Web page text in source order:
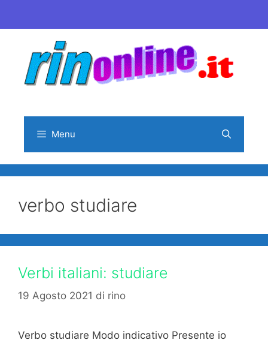
al
contenuto
Menu
verbo studiare
Verbi italiani: studiare
19 Agosto 2021 di rino
Verbo studiare Modo indicativo Presente io